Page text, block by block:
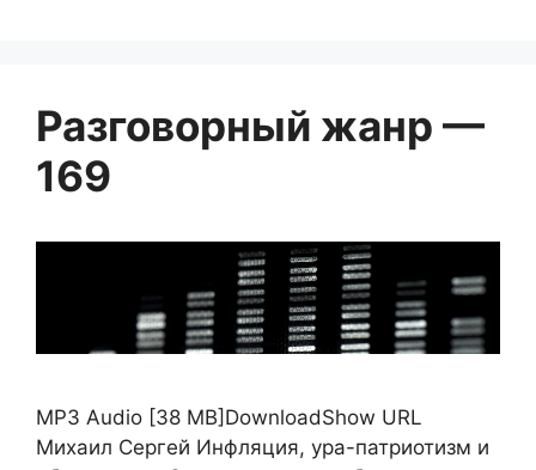
Разговорный жанр —
169
MP3 Audio [38 MB]DownloadShow URL
Михаил Сергей Инфляция, ура-патриотизм и